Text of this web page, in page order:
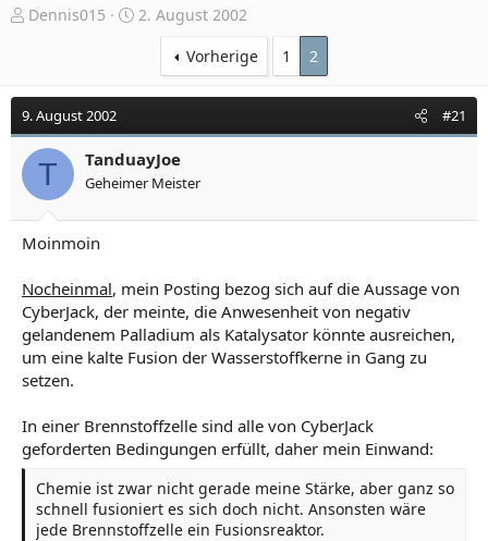
E
e
l
l
e
Dennis015
E
e
l
t
a
2. August 2002
Vorherige
1 2
9. August 2002 #21
T TanduayJoe
Geheimer Meister
Moinmoin
Nocheinmal, mein Posting bezog sich auf die Aussage von
CyberJack, der meinte, die Anwesenheit von negativ
gelandenem Palladium als Katalysator könnte ausreichen,
um eine kalte Fusion der Wasserstoffkerne in Gang zu
setzen.
In einer Brennstoffzelle sind alle von CyberJack
geforderten Bedingungen erfüllt, daher mein Einwand:
Chemie ist zwar nicht gerade meine Stärke, aber ganz so
schnell fusioniert es sich doch nicht. Ansonsten wäre
jede Brennstoffzelle ein Fusionsreaktor.